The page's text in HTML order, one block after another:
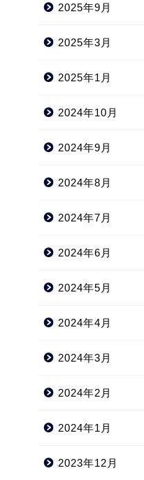
2025年9月
2025年3月
2025年1月
2024年10月
2024年9月
2024年8月
2024年7月
2024年6月
2024年5月
2024年4月
2024年3月
2024年2月
2024年1月
2023年12月